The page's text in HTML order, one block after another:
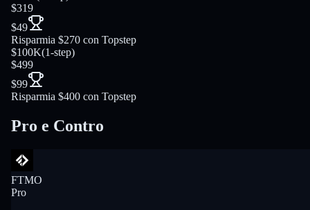
$319
$49
Risparmia $270 con Topstep
$100K(1-step)
$499
$99
Risparmia $400 con Topstep
Pro e Contro
FTMO
Pro